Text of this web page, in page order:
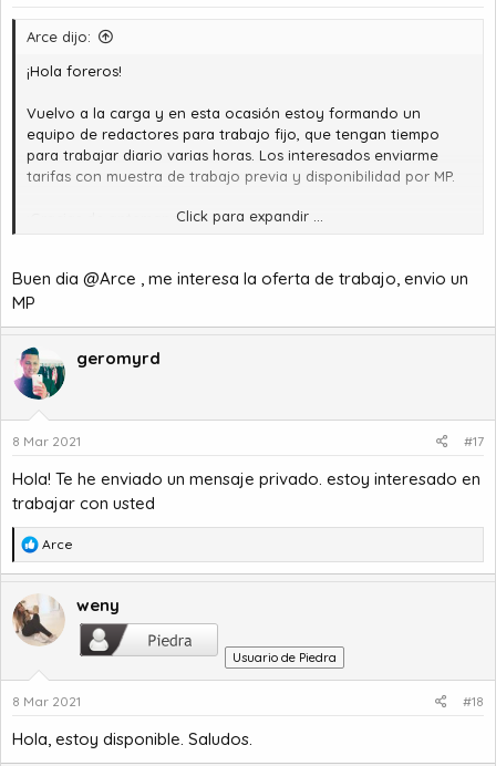
Arce dijo:
¡Hola foreros!
Vuelvo a la carga y en esta ocasión estoy formando un
equipo de redactores para trabajo fijo, que tengan tiempo
para trabajar diario varias horas. Los interesados enviarme
tarifas con muestra de trabajo previa y disponibilidad por MP.
¡Gracias de antemano!Click para expandir ...
Buen dia @Arce , me interesa la oferta de trabajo, envio un
MP
geromyrd
8 Mar 2021 #17
Hola! Te he enviado un mensaje privado. estoy interesado en
trabajar con usted
R
e
c
i
n
e
:
Arce
weny
Usuario de Piedra
8 Mar 2021 #18
Hola, estoy disponible. Saludos.